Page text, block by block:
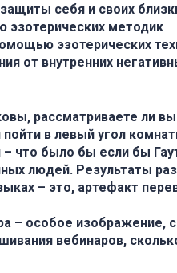
себя и своих
эзотерических методик
эзотерических
от внутренних
рассматриваете ли
в левый угол
что было бы если бы
людей. Результаты
– это, артефакт
– особое
вебинаров,